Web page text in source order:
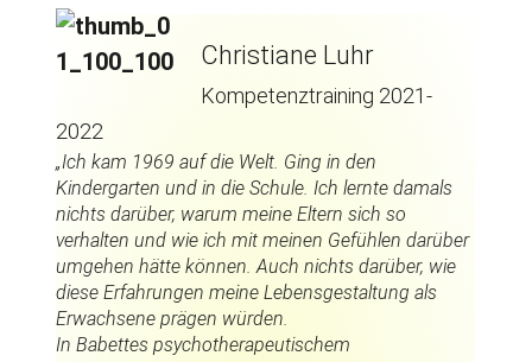
Christiane Luhr
Kompetenztraining 2021-
2022
„Ich kam 1969 auf die Welt. Ging in den
Kindergarten und in die Schule. Ich lernte damals
nichts darüber, warum meine Eltern sich so
verhalten und wie ich mit meinen Gefühlen darüber
umgehen hätte können. Auch nichts darüber, wie
diese Erfahrungen meine Lebensgestaltung als
Erwachsene prägen würden.
In Babettes psychotherapeutischem